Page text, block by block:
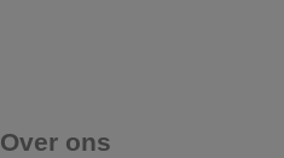
Over ons